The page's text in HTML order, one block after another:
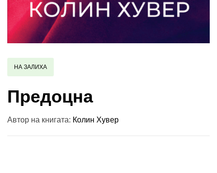
НА ЗАЛИХА
Предоцна
Автор на книгата: Колин Хувер